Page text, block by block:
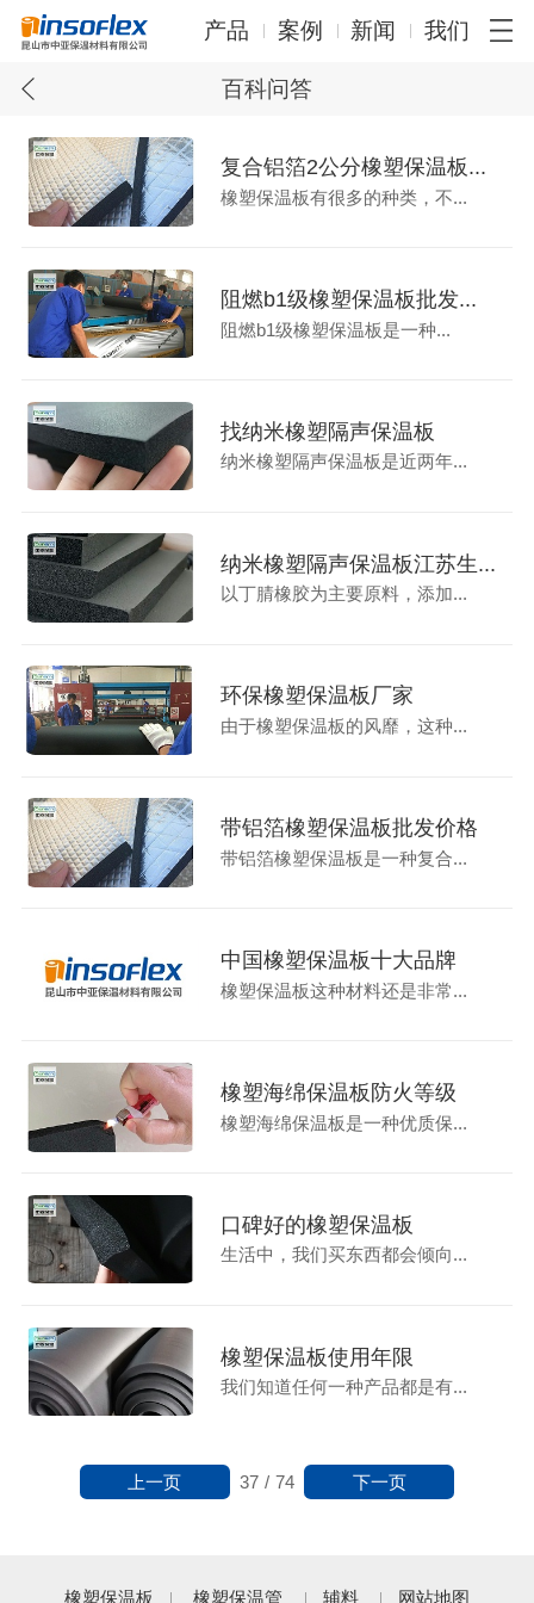
产品 案例 新闻 我们
百科问答
复合铝箔2公分橡塑保温板...
橡塑保温板有很多的种类，不...
阻燃b1级橡塑保温板批发...
阻燃b1级橡塑保温板是一种...
找纳米橡塑隔声保温板
纳米橡塑隔声保温板是近两年...
纳米橡塑隔声保温板江苏生...
以丁腈橡胶为主要原料，添加...
环保橡塑保温板厂家
由于橡塑保温板的风靡，这种...
带铝箔橡塑保温板批发价格
带铝箔橡塑保温板是一种复合...
中国橡塑保温板十大品牌
橡塑保温板这种材料还是非常...
橡塑海绵保温板防火等级
橡塑海绵保温板是一种优质保...
口碑好的橡塑保温板
生活中，我们买东西都会倾向...
橡塑保温板使用年限
我们知道任何一种产品都是有...
37 / 74
上一页 下一页
橡塑保温板 橡塑保温管 辅料 网站地图